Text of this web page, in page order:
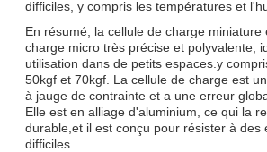
difficiles, y compris les températures et
En résumé, la cellule de charge miniature
charge micro très précise et polyvalente,
utilisation dans de petits espaces.y
50kgf et 70kgf. La cellule de charge est
à jauge de contrainte et a une erreur
Elle est en alliage d'aluminium, ce qui la
durable,et il est conçu pour résister à des
difficiles.